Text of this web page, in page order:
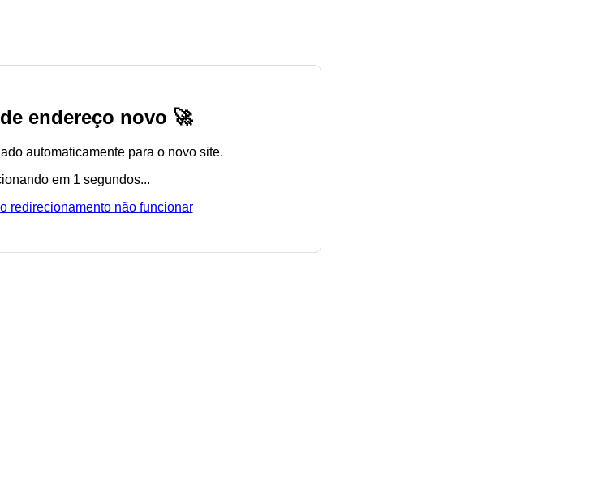
endereço novo 🚀
automaticamente para o novo site.
em 1 segundos...
redirecionamento não funcionar